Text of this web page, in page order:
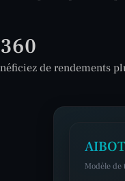
de rendements
Modèle de